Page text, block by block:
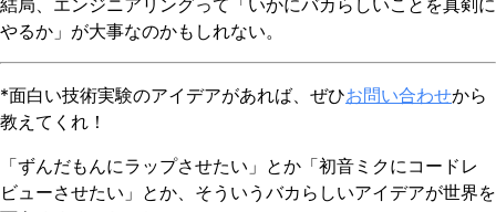
やるか」が大事なのかもしれない。
*面白い技術実験のアイデアがあれば、ぜひお問い合わせから
教えてくれ！
「ずんだもんにラップさせたい」とか「初音ミクにコードレ
ビューさせたい」とか、そういうバカらしいアイデアが世界を